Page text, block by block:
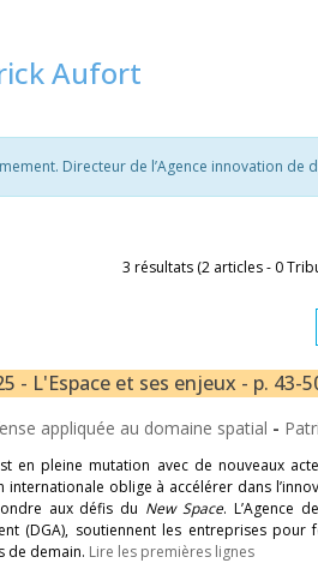
Aufort
Directeur de l’Agence innovation de
3 résultats (2 articles - 0
- L'Espace et ses enjeux - p. 43-
appliquée au domaine spatial -
en pleine mutation avec de nouveaux
oblige à accélérer dans
aux défis du New Space. L’Agence
(DGA), soutiennent les entreprises
de demain. Lire les premières lignes